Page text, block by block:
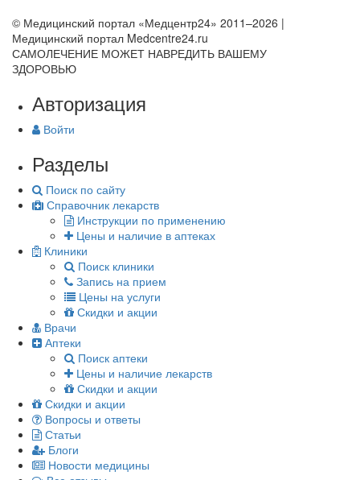
© Медицинский портал «Медцентр24» 2011–2026 |
Медицинский портал Medcentre24.ru
САМОЛЕЧЕНИЕ МОЖЕТ НАВРЕДИТЬ ВАШЕМУ
ЗДОРОВЬЮ
Авторизация
Войти
Разделы
Поиск по сайту
Справочник лекарств
Инструкции по применению
Цены и наличие в аптеках
Клиники
Поиск клиники
Запись на прием
Цены на услуги
Скидки и акции
Врачи
Аптеки
Поиск аптеки
Цены и наличие лекарств
Скидки и акции
Скидки и акции
Вопросы и ответы
Статьи
Блоги
Новости медицины